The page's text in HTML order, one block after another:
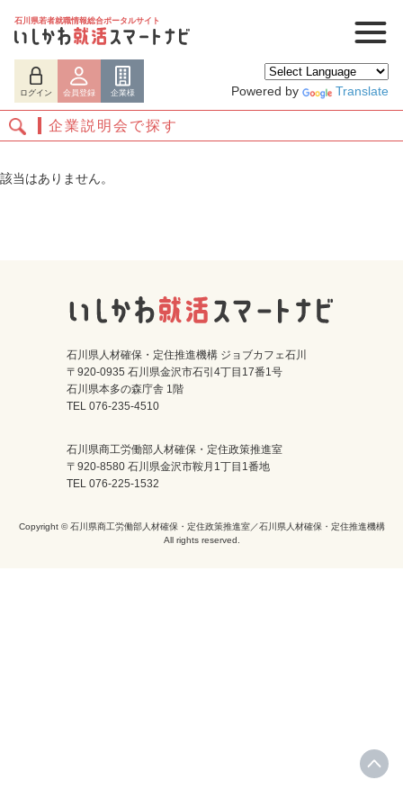
石川県若者就職情報総合ポータルサイト
ログイン 会員登録 企業様 Powered by Translate
ログイン 会員登録
企業説明会で探す
該当はありません。
石川県人材確保・定住推進機構 ジョブカフェ石川
〒920-0935 石川県金沢市石引4丁目17番1号
石川県本多の森庁舎 1階
TEL 076-235-4510
石川県商工労働部人材確保・定住政策推進室
〒920-8580 石川県金沢市鞍月1丁目1番地
TEL 076-225-1532
Copyright © 石川県商工労働部人材確保・定住政策推進室／石川県人材確保・定住推進機構
All rights reserved.